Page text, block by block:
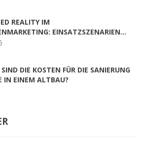
REALITY IM
EINSATZSZENARIEN
TIPPS
DIE KOSTEN FÜR DIE SANIERUNG
IN EINEM ALTBAU?